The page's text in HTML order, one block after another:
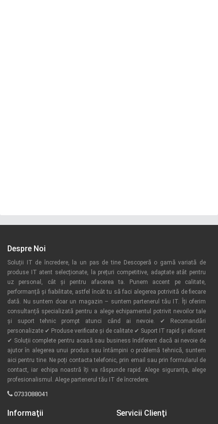
Despre Noi
Soluții IT de încredere, la un pas de tine Descoperă o gamă variată de
produse IT atent selecționate, la prețuri competitive, adaptate atât pentru
uz personal, cât și pentru afacerea ta. Punem accent pe calitate,
performanță și fiabilitate, astfel încât tu să faci alegerea potrivită de fiecare
dată. Nu suntem doar un magazin – suntem partenerul tău IT. Îți oferim
consultanță specializată pentru a alege echipamentul potrivit nevoilor tale
și suport tehnic prompt atunci când ai nevoie. ✔ Recomandări
personalizate ✔ Produse verificate și de calitate ✔ Suport IT rapid și eficient
✔ Soluții complete pentru acasă sau business Indiferent dacă ai nevoie de
ajutor în alegerea unui produs sau întâmpini o problemă tehnică, suntem
aici pentru tine. Ne poți contacta telefonic, prin email sau prin formularul de
contact, iar echipa noastră îți va răspunde rapid. Alege siguranța, alege
profesionalismul. Alege partenerul tău IT de încredere.
0733088041
Informaţii Servicii Clienţi